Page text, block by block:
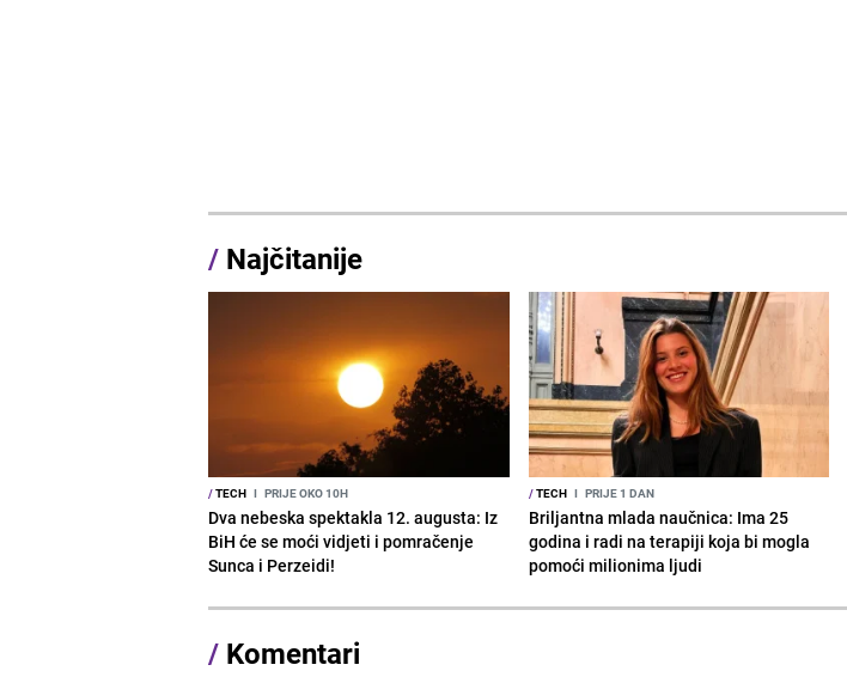
/ Najčitanije
/TECH I PRIJE OKO 10H
Dva nebeska spektakla 12. augusta: Iz
BiH će se moći vidjeti i pomračenje
Sunca i Perzeidi!
/TECH I PRIJE 1 DAN
Briljantna mlada naučnica: Ima 25
godina i radi na terapiji koja bi mogla
pomoći milionima ljudi
/ Komentari